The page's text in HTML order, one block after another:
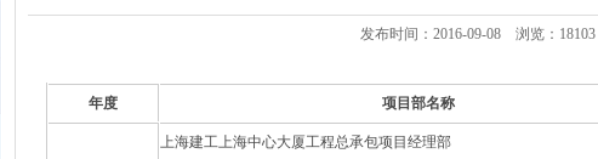
发布时间：2016-09-08 浏览：18103
年度 项目部名称
上海建工上海中心大厦工程总承包项目经理部